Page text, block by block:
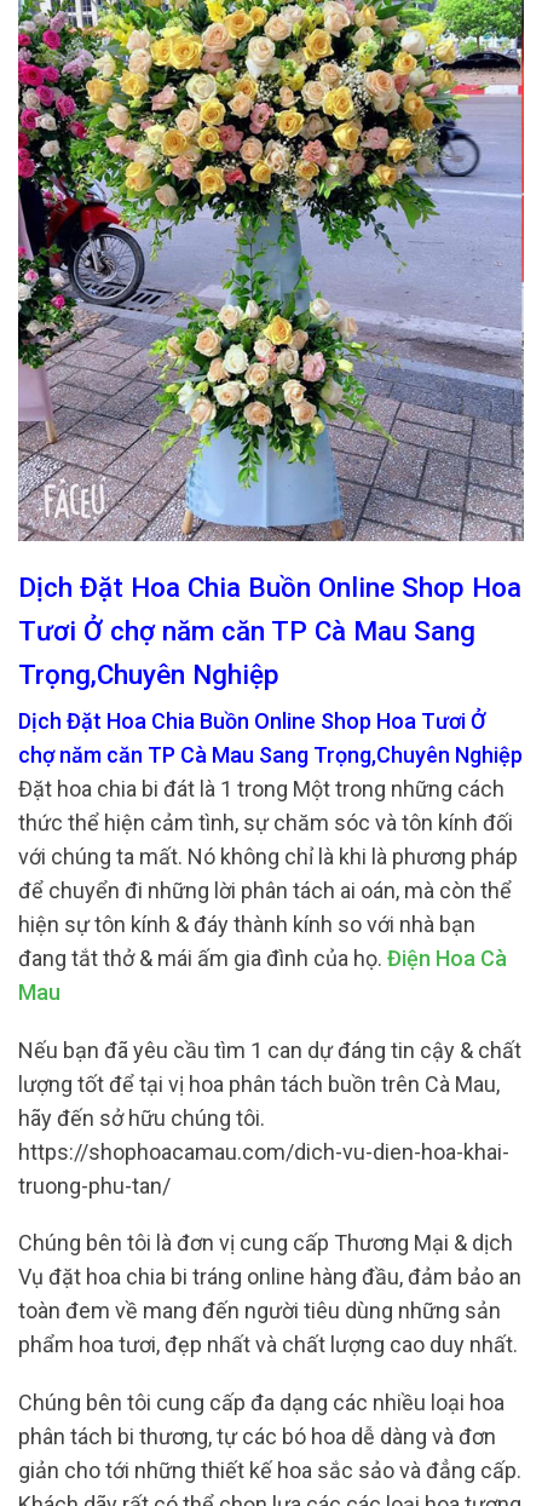
Dịch Đặt Hoa Chia Buồn Online Shop Hoa
Tươi Ở chợ năm căn TP Cà Mau Sang
Trọng,Chuyên Nghiệp
Dịch Đặt Hoa Chia Buồn Online Shop Hoa Tươi Ở
chợ năm căn TP Cà Mau Sang Trọng,Chuyên Nghiệp
Đặt hoa chia bi đát là 1 trong Một trong những cách
thức thể hiện cảm tình, sự chăm sóc và tôn kính đối
với chúng ta mất. Nó không chỉ là khi là phương pháp
để chuyển đi những lời phân tách ai oán, mà còn thể
hiện sự tôn kính & đáy thành kính so với nhà bạn
đang tắt thở & mái ấm gia đình của họ. Điện Hoa Cà
Mau
Nếu bạn đã yêu cầu tìm 1 can dự đáng tin cậy & chất
lượng tốt để tại vị hoa phân tách buồn trên Cà Mau,
hãy đến sở hữu chúng tôi.
https://shophoacamau.com/dich-vu-dien-hoa-khai-
truong-phu-tan/
Chúng bên tôi là đơn vị cung cấp Thương Mại & dịch
Vụ đặt hoa chia bi tráng online hàng đầu, đảm bảo an
toàn đem về mang đến người tiêu dùng những sản
phẩm hoa tươi, đẹp nhất và chất lượng cao duy nhất.
Chúng bên tôi cung cấp đa dạng các nhiều loại hoa
phân tách bi thương, tự các bó hoa dễ dàng và đơn
giản cho tới những thiết kế hoa sắc sảo và đẳng cấp.